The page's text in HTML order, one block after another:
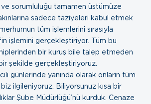
sorumluluğu tamamen üstümüze
sadece taziyeleri kabul etmek
tüm işlemlerini sırasıyla
işlemini gerçekleştiriyor. Tüm bu
bir kuruş bile talep etmeden
şekilde gerçekleştiriyoruz.
günlerinde yanında olarak onların tüm
ilgileniyoruz. Biliyorsunuz kısa bir
Şube Müdürlüğü’nü kurduk. Cenaze